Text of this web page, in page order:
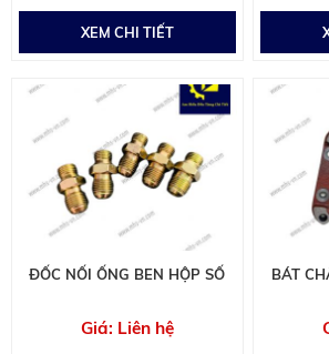
XEM CHI TIẾT
ĐỐC NỐI ỐNG BEN HỘP SỐ
Liên hệ
BÁT